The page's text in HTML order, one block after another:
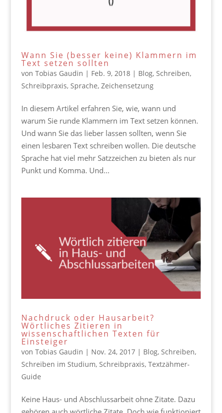
Wann Sie (besser keine) Klammern im
Text setzen sollten
von Tobias Gaudin | Feb. 9, 2018| Blog, Schreiben,
Schreibpraxis, Sprache, Zeichensetzung
In diesem Artikel erfahren Sie, wie, wann und
warum Sie runde Klammern im Text setzen können.
Und wann Sie das lieber lassen sollten, wenn Sie
einen lesbaren Text schreiben wollen. Die deutsche
Sprache hat viel mehr Satzzeichen zu bieten als nur
Punkt und Komma. Und...
Nachdruck oder Hausarbeit?
Wörtliches Zitieren in
wissenschaftlichen Texten für
Einsteiger
von Tobias Gaudin | Nov. 24, 2017| Blog, Schreiben,
Schreiben im Studium, Schreibpraxis, Textzähmer-
Guide
Keine Haus- und Abschlussarbeit ohne Zitate. Dazu